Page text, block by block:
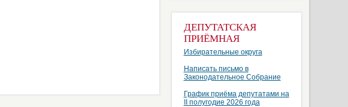
ДЕПУТАТСКАЯ
ПРИЁМНАЯ
Избирательные округа
Написать письмо в
Законодательное Собрание
График приёма депутатами на
II полугодие 2026 года